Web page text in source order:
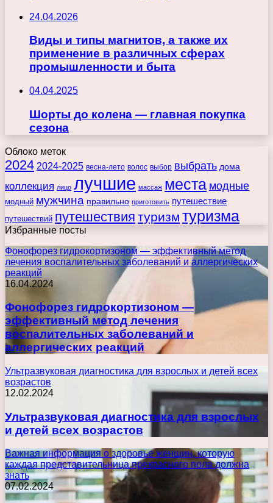
24.04.2026
Виды и типы магнитов, а также их
применение в различных сферах
промышленности и быта
04.04.2025
Шорты до колена — главная покупка
сезона
Облоко меток
2024 2024-2025 весна-лето волос выбор выбрать дома
коллекция лицо лучшие массаж места модные
модный мужчина правильно приготовить путешествие
путешествий путешествия туризм туризма
Избранные посты
Фонофорез гидрокортизоном — эффективный метод
лечения воспалительных заболеваний и аллергических
реакций
16.04.2024
Фонофорез гидрокортизоном —
эффективный метод лечения
воспалительных заболеваний и
аллергических реакций
Ультразвуковая диагностика для взрослых и детей всех
возрастов
12.02.2024
Ультразвуковая диагностика для взрослых
и детей всех возрастов
Важная информация о здоровье женщин, которую
каждая представительница прекрасного пола должна
знать
07.02.2024